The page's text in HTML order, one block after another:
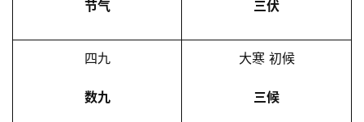
节气 三伏
四九
数九
大寒 初候
三候